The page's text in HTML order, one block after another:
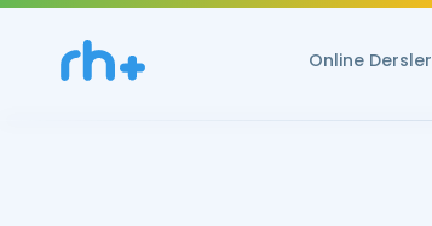
Online Dersler